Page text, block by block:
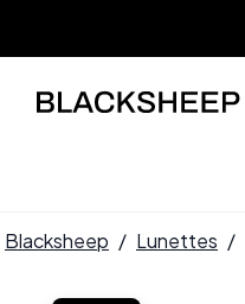
Blacksheep / Lunettes /